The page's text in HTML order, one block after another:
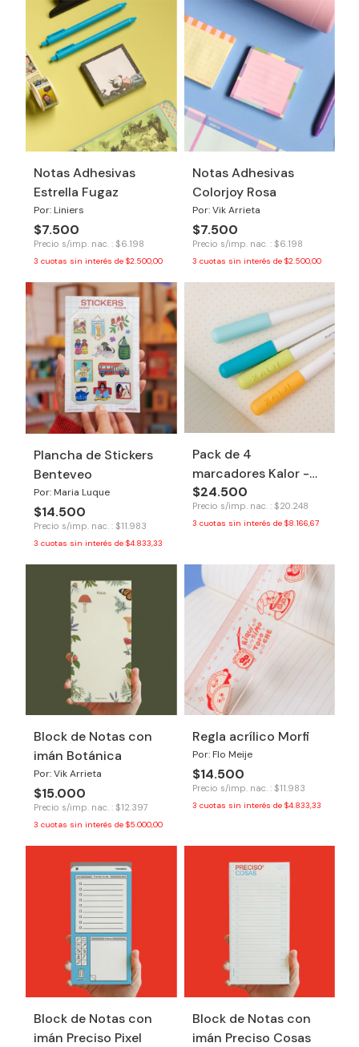
Notas Adhesivas
Estrella Fugaz
Por: Liniers
$7.500
Precio s/imp. nac. : $6.198
3 cuotas sin interés de $2.500,00
Notas Adhesivas
Colorjoy Rosa
Por: Vik Arrieta
$7.500
Precio s/imp. nac. : $6.198
3 cuotas sin interés de $2.500,00
Plancha de Stickers
Benteveo
Por: Maria Luque
$14.500
Precio s/imp. nac. : $11.983
3 cuotas sin interés de $4.833,33
Pack de 4
marcadores Kalor -
Refreshing
$24.500
Precio s/imp. nac. : $20.248
3 cuotas sin interés de $8.166,67
Block de Notas con
imán Botánica
Por: Vik Arrieta
$15.000
Precio s/imp. nac. : $12.397
3 cuotas sin interés de $5.000,00
Regla acrílico Morfi
Por: Flo Meije
$14.500
Precio s/imp. nac. : $11.983
3 cuotas sin interés de $4.833,33
Block de Notas con
imán Preciso Pixel
Block de Notas con
imán Preciso Cosas